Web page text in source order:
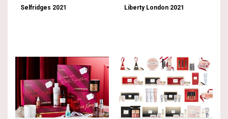
Selfridges 2021 Liberty London 2021